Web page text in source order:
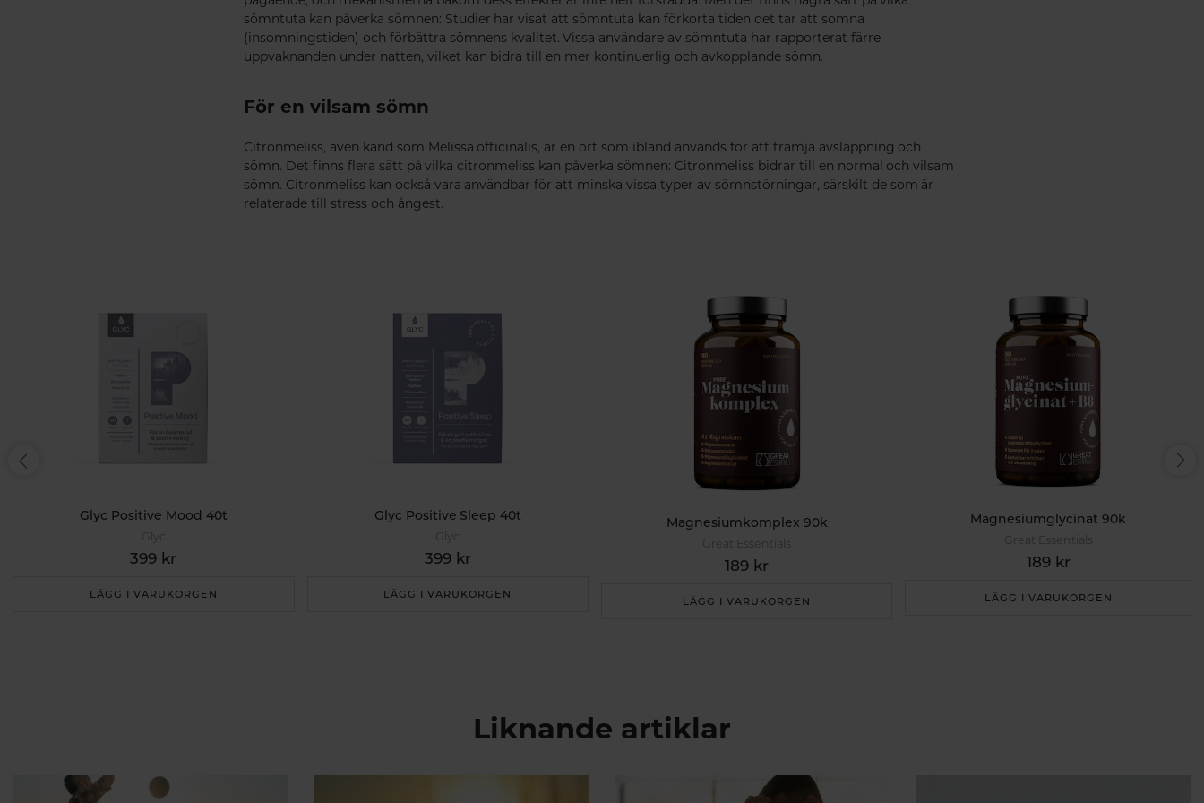
sömntuta kan påverka sömnen: Studier har visat att sömntuta kan förkorta tiden det tar att somna
(insomningstiden) och förbättra sömnens kvalitet. Vissa användare av sömntuta har rapporterat färre
uppvaknanden under natten, vilket kan bidra till en mer kontinuerlig och avkopplande sömn.
För en vilsam sömn
Citronmeliss, även känd som Melissa officinalis, är en ört som ibland används för att främja avslappning och
sömn. Det finns flera sätt på vilka citronmeliss kan påverka sömnen: Citronmeliss bidrar till en normal och vilsam
sömn. Citronmeliss kan också vara användbar för att minska vissa typer av sömnstörningar, särskilt de som är
relaterade till stress och ångest.
Glyc Positive Mood 40t
Glyc
399 kr
LÄGG I VARUKORGEN
Glyc Positive Sleep 40t
Glyc
399 kr
LÄGG I VARUKORGEN
Magnesiumkomplex 90k
Great Essentials
189 kr
LÄGG I VARUKORGEN
Magnesiumglycinat 90k
Great Essentials
189 kr
LÄGG I VARUKORGEN
Liknande artiklar